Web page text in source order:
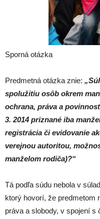
Sporná otázka
Predmetná otázka znie:
spolužitiu osôb okrem
ochrana, práva a
3. 2014 priznané iba
registrácia či evidovanie
verejnou autoritou,
manželom rodiča)?“
Tá podľa súdu nebola v
ktorý hovorí, že predmetom
práva a slobody, v spojení s